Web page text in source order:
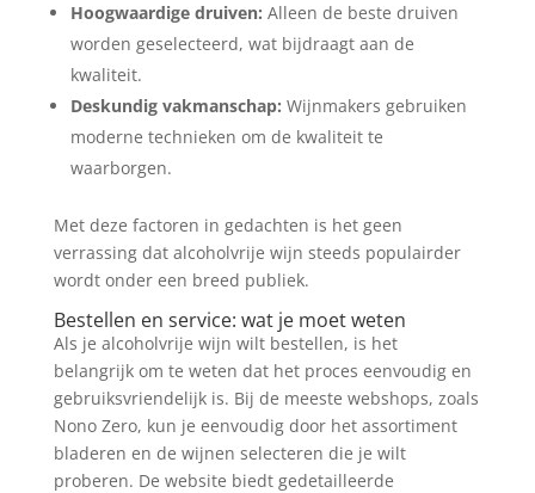
Hoogwaardige druiven: Alleen de beste druiven
worden geselecteerd, wat bijdraagt aan de
kwaliteit.
Deskundig vakmanschap: Wijnmakers gebruiken
moderne technieken om de kwaliteit te
waarborgen.
Met deze factoren in gedachten is het geen
verrassing dat alcoholvrije wijn steeds populairder
wordt onder een breed publiek.
Bestellen en service: wat je moet weten
Als je alcoholvrije wijn wilt bestellen, is het
belangrijk om te weten dat het proces eenvoudig en
gebruiksvriendelijk is. Bij de meeste webshops, zoals
Nono Zero, kun je eenvoudig door het assortiment
bladeren en de wijnen selecteren die je wilt
proberen. De website biedt gedetailleerde